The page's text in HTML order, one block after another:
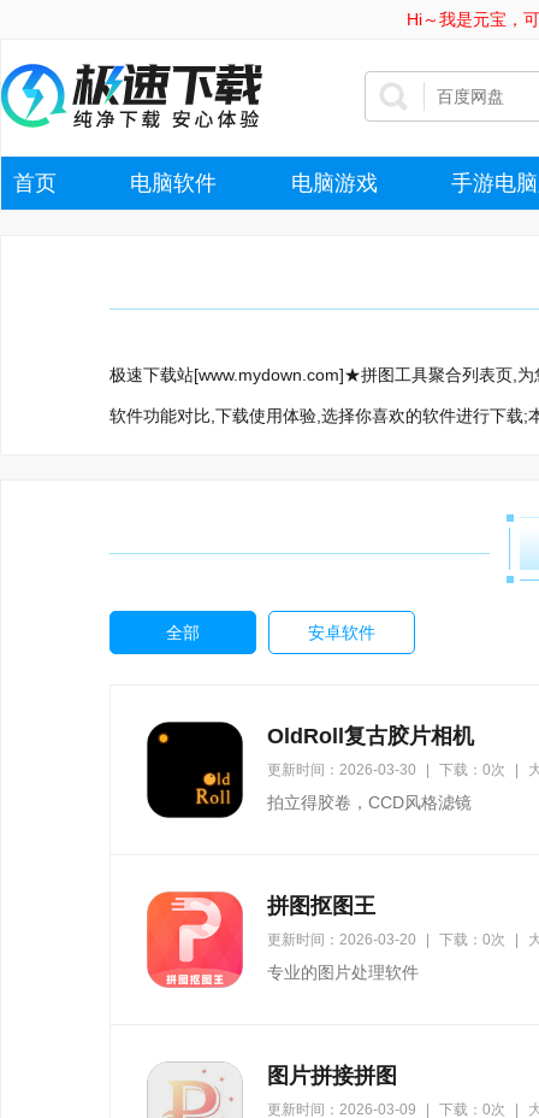
Hi～我是元宝，
首页 电脑软件 电脑游戏 手游电
极速下载站[www.mydown.com]★拼图工具聚合列表页,
软件功能对比,下载使用体验,选择你喜欢的软件进行下载
全部 安卓软件
OldRoll复古胶片相机
更新时间：2026-03-30 下载：0次
拍立得胶卷，CCD风格滤镜
拼图抠图王
更新时间：2026-03-20 下载：0次
专业的图片处理软件
图片拼接拼图
更新时间：2026-03-09 下载：0次